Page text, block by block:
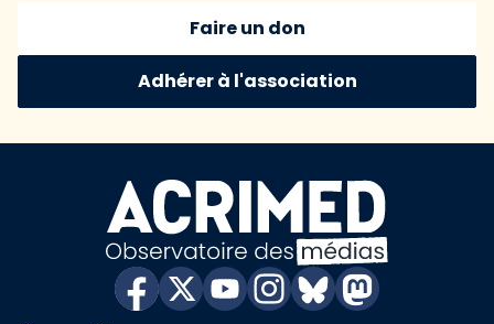
Faire un don
Adhérer à l'association